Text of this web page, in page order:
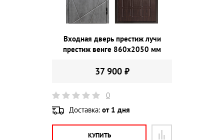
Входная дверь престиж лучи
престиж венге 860х2050 мм
37 900 ₽
0
Доставка: от 1 дня
КУПИТЬ